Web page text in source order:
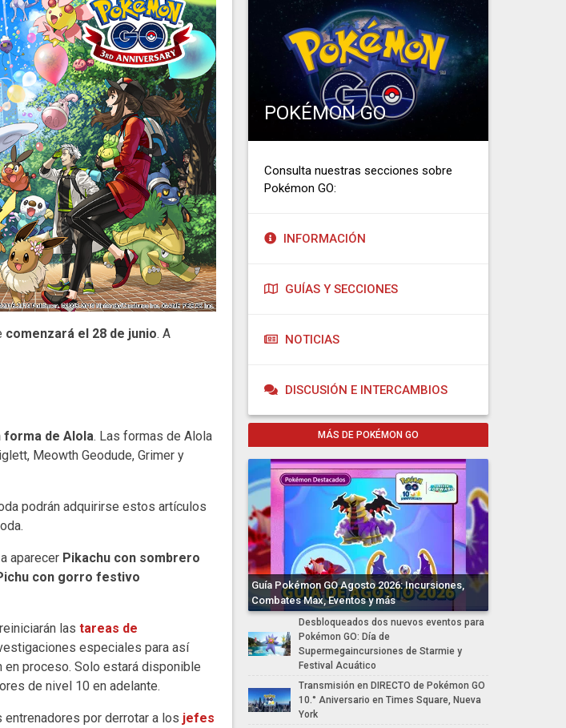
comenzará el 28 de junio. A
forma de Alola. Las formas de Alola
Meowth Geodude, Grimer y
podrán adquirirse estos artículos
aparecer Pikachu con sombrero
con gorro festivo
las tareas de
especiales para así
en proceso. Solo estará disponible
de nivel 10 en adelante.
entrenadores por derrotar a los jefes
POKÉMON GO
Consulta nuestras secciones sobre
Pokémon GO:
INFORMACIÓN
GUÍAS Y SECCIONES
NOTICIAS
DISCUSIÓN E INTERCAMBIOS
MÁS DE POKÉMON GO
Guía Pokémon GO Agosto 2026: Incursiones,
Combates Max, Eventos y más
Desbloqueados dos nuevos eventos para
Pokémon GO: Día de
Supermegaincursiones de Starmie y
Festival Acuático
Transmisión en DIRECTO de Pokémon GO
10.° Aniversario en Times Square, Nueva
York